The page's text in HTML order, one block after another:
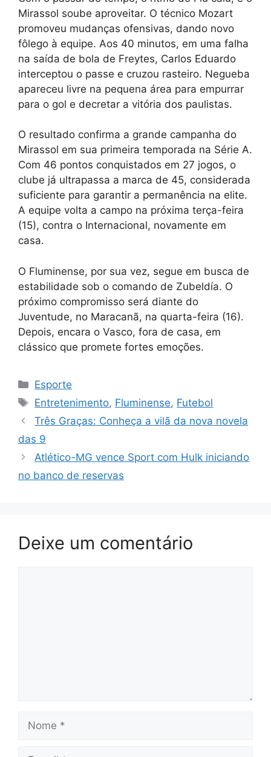
Mirassol soube aproveitar. O técnico Mozart
promoveu mudanças ofensivas, dando novo
fôlego à equipe. Aos 40 minutos, em uma falha
na saída de bola de Freytes, Carlos Eduardo
interceptou o passe e cruzou rasteiro. Negueba
apareceu livre na pequena área para empurrar
para o gol e decretar a vitória dos paulistas.
O resultado confirma a grande campanha do
Mirassol em sua primeira temporada na Série A.
Com 46 pontos conquistados em 27 jogos, o
clube já ultrapassa a marca de 45, considerada
suficiente para garantir a permanência na elite.
A equipe volta a campo na próxima terça-feira
(15), contra o Internacional, novamente em
casa.
O Fluminense, por sua vez, segue em busca de
estabilidade sob o comando de Zubeldía. O
próximo compromisso será diante do
Juventude, no Maracanã, na quarta-feira (16).
Depois, encara o Vasco, fora de casa, em
clássico que promete fortes emoções.
Categorias
Esporte
Tags
Entretenimento, Fluminense, Futebol
Três Graças: Conheça a vilã da nova novela
das 9
Atlético-MG vence Sport com Hulk iniciando
no banco de reservas
Deixe um comentário